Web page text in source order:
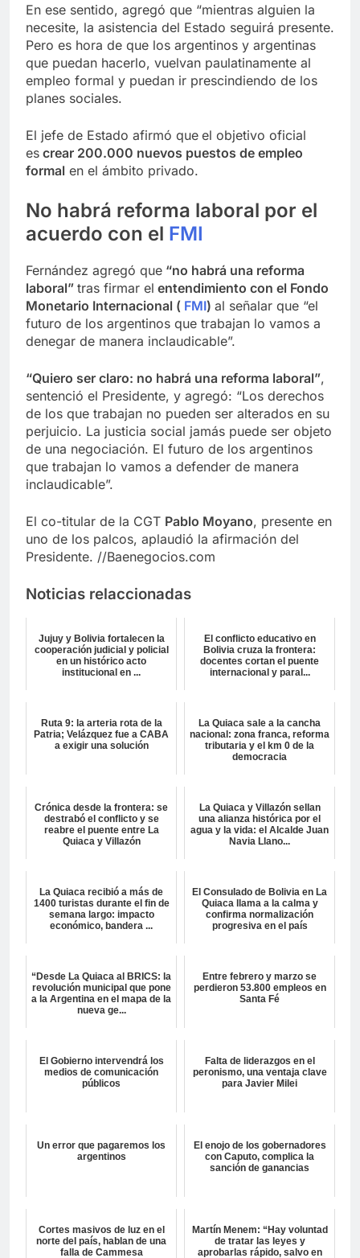
En ese sentido, agregó que “mientras alguien la
necesite, la asistencia del Estado seguirá presente.
Pero es hora de que los argentinos y argentinas
que puedan hacerlo, vuelvan paulatinamente al
empleo formal y puedan ir prescindiendo de los
planes sociales.
El jefe de Estado afirmó que el objetivo oficial
es crear 200.000 nuevos puestos de empleo
formal en el ámbito privado.
No habrá reforma laboral por el
acuerdo con el FMI
Fernández agregó que “no habrá una reforma
laboral” tras firmar el entendimiento con el Fondo
Monetario Internacional ( FMI) al señalar que “el
futuro de los argentinos que trabajan lo vamos a
denegar de manera inclaudicable”.
“Quiero ser claro: no habrá una reforma laboral”,
sentenció el Presidente, y agregó: “Los derechos
de los que trabajan no pueden ser alterados en su
perjuicio. La justicia social jamás puede ser objeto
de una negociación. El futuro de los argentinos
que trabajan lo vamos a defender de manera
inclaudicable”.
El co-titular de la CGT Pablo Moyano, presente en
uno de los palcos, aplaudió la afirmación del
Presidente. //Baenegocios.com
Noticias relaccionadas
Jujuy y Bolivia fortalecen la
cooperación judicial y policial
en un histórico acto
institucional en ...
El conflicto educativo en
Bolivia cruza la frontera:
docentes cortan el puente
internacional y paral...
Ruta 9: la arteria rota de la
Patria; Velázquez fue a CABA
a exigir una solución
La Quiaca sale a la cancha
nacional: zona franca, reforma
tributaria y el km 0 de la
democracia
Crónica desde la frontera: se
destrabó el conflicto y se
reabre el puente entre La
Quiaca y Villazón
La Quiaca y Villazón sellan
una alianza histórica por el
agua y la vida: el Alcalde Juan
Navia Llano...
La Quiaca recibió a más de
1400 turistas durante el fin de
semana largo: impacto
económico, bandera ...
El Consulado de Bolivia en La
Quiaca llama a la calma y
confirma normalización
progresiva en el país
“Desde La Quiaca al BRICS: la
revolución municipal que pone
a la Argentina en el mapa de la
nueva ge...
Entre febrero y marzo se
perdieron 53.800 empleos en
Santa Fé
El Gobierno intervendrá los
medios de comunicación
públicos
Falta de liderazgos en el
peronismo, una ventaja clave
para Javier Milei
Un error que pagaremos los
argentinos
El enojo de los gobernadores
con Caputo, complica la
sanción de ganancias
Cortes masivos de luz en el
norte del país, hablan de una
falla de Cammesa
Martín Menem: “Hay voluntad
de tratar las leyes y
aprobarlas rápido, salvo en